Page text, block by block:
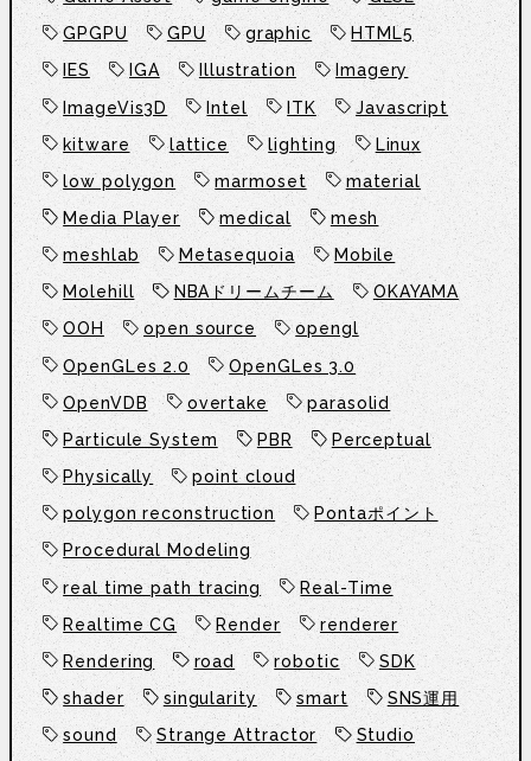
GPGPU
GPU graphic
HTML5
IES
IGA Illustration
Imagery
ImageVis3D
Intel ITK
Javascript
kitware
lattice lighting
Linux
low polygon
marmoset
material
Media Player
medical
mesh
meshlab
Metasequoia
Mobile
Molehill
NBAドリームチーム
OKAYAMA
OOH
open source
opengl
OpenGLes 2.0
OpenGLes 3.0
OpenVDB
overtake
parasolid
Particule System
PBR
Perceptual
Physically
point cloud
polygon reconstruction
Pontaポイント
Procedural Modeling
real time path tracing
Real-Time
Realtime CG
Render
renderer
Rendering
road robotic
SDK
shader
singularity smart
SNS運用
sound
Strange Attractor
Studio